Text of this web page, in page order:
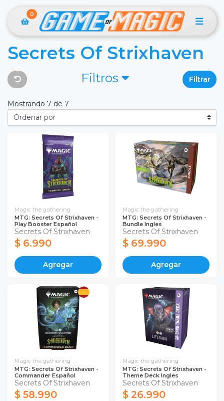
0
Secrets Of Strixhaven
Filtros Filtrar
Mostrando 7 de 7
Magic the gathering
MTG: Secrets Of Strixhaven -
Play Booster Español
Secrets Of Strixhaven
$ 6.990
Agregar
Magic the gathering
MTG: Secrets Of Strixhaven -
Bundle Ingles
Secrets Of Strixhaven
$ 69.990
Agregar
Magic the gathering
MTG: Secrets Of Strixhaven -
Commander Español
Secrets Of Strixhaven
$ 58.990
Magic the gathering
MTG: Secrets Of Strixhaven -
Theme Deck Ingles
Secrets Of Strixhaven
$ 26.990